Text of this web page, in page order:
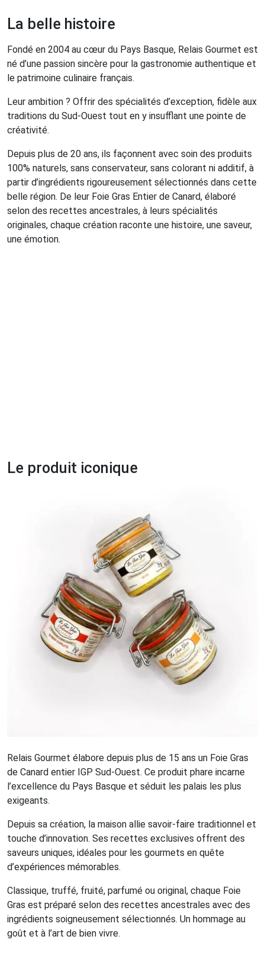
La belle histoire
Fondé en 2004 au cœur du Pays Basque, Relais Gourmet est
né d’une passion sincère pour la gastronomie authentique et
le patrimoine culinaire français.
Leur ambition ? Offrir des spécialités d’exception, fidèle aux
traditions du Sud-Ouest tout en y insufflant une pointe de
créativité.
Depuis plus de 20 ans, ils façonnent avec soin des produits
100% naturels, sans conservateur, sans colorant ni additif, à
partir d’ingrédients rigoureusement sélectionnés dans cette
belle région. De leur Foie Gras Entier de Canard, élaboré
selon des recettes ancestrales, à leurs spécialités
originales, chaque création raconte une histoire, une saveur,
une émotion.
Le produit iconique
Relais Gourmet élabore depuis plus de 15 ans un Foie Gras
de Canard entier IGP Sud-Ouest. Ce produit phare incarne
l’excellence du Pays Basque et séduit les palais les plus
exigeants.
Depuis sa création, la maison allie savoir-faire traditionnel et
touche d’innovation. Ses recettes exclusives offrent des
saveurs uniques, idéales pour les gourmets en quête
d’expériences mémorables.
Classique, truffé, fruité, parfumé ou original, chaque Foie
Gras est préparé selon des recettes ancestrales avec des
ingrédients soigneusement sélectionnés. Un hommage au
goût et à l’art de bien vivre.